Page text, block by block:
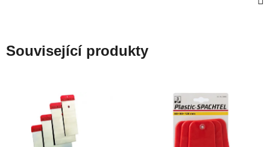
Související produkty